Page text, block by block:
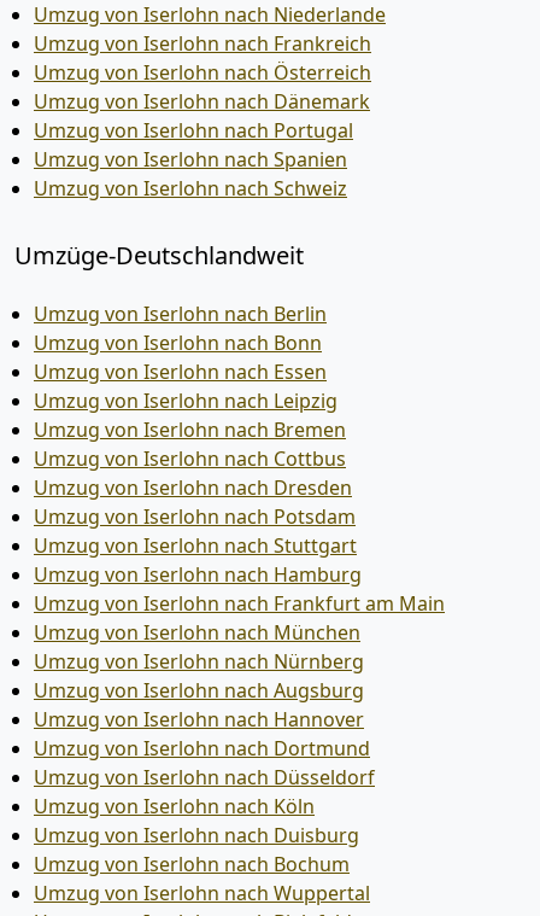
Umzug von Iserlohn nach Niederlande
Umzug von Iserlohn nach Frankreich
Umzug von Iserlohn nach Österreich
Umzug von Iserlohn nach Dänemark
Umzug von Iserlohn nach Portugal
Umzug von Iserlohn nach Spanien
Umzug von Iserlohn nach Schweiz
Umzüge-Deutschlandweit
Umzug von Iserlohn nach Berlin
Umzug von Iserlohn nach Bonn
Umzug von Iserlohn nach Essen
Umzug von Iserlohn nach Leipzig
Umzug von Iserlohn nach Bremen
Umzug von Iserlohn nach Cottbus
Umzug von Iserlohn nach Dresden
Umzug von Iserlohn nach Potsdam
Umzug von Iserlohn nach Stuttgart
Umzug von Iserlohn nach Hamburg
Umzug von Iserlohn nach Frankfurt am Main
Umzug von Iserlohn nach München
Umzug von Iserlohn nach Nürnberg
Umzug von Iserlohn nach Augsburg
Umzug von Iserlohn nach Hannover
Umzug von Iserlohn nach Dortmund
Umzug von Iserlohn nach Düsseldorf
Umzug von Iserlohn nach Köln
Umzug von Iserlohn nach Duisburg
Umzug von Iserlohn nach Bochum
Umzug von Iserlohn nach Wuppertal